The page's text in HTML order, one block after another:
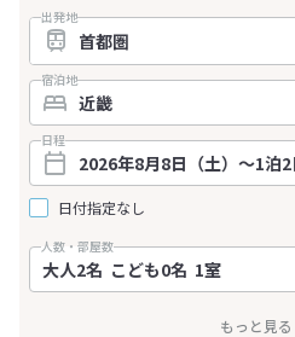
出発地
宿泊地
日程
日付指定なし
人数・部屋数
もっと見る